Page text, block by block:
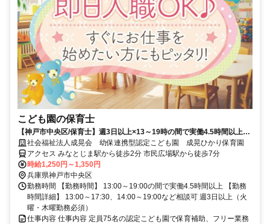
こども園の保育士
【神戸市中央区/保育士】週3日以上×13～19時の間で実働4.5時間以上★
駐車場無料★定員75名のアットホームなこども園♪
社会福祉法人成晃会 幼保連携型認定こども園 成晃ひかり保育園
アクセス みなとじま駅から徒歩2分 市民広場駅から徒歩7分
時給1,250円～1,350円
兵庫県神戸市中央区
勤務時間 【勤務時間】 13:00～19:00の間で実働4.5時間以上 【勤務
時間詳細】 13:00～17:30、14:00～19:00など相談可 週3日以上（火
曜・木曜勤務必須）
仕事内容 仕事内容 定員75名の認定こども園で保育補助、フリー業務